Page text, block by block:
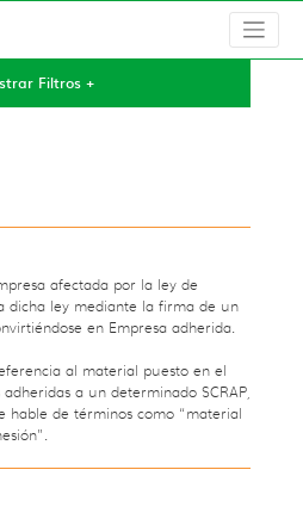
Filtros +
afectada por la ley de
dicha ley mediante la firma de un
en Empresa adherida.
al material puesto en el
a un determinado SCRAP,
hable de términos como “material